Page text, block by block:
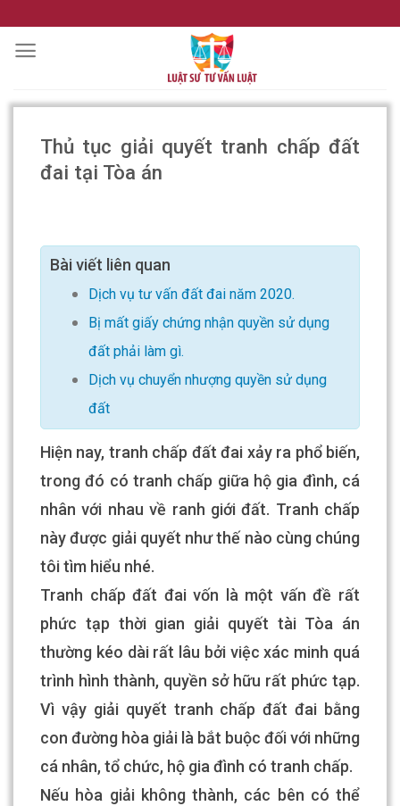
to
content
Thủ tục giải quyết tranh chấp đất
đai tại Tòa án
Bài viết liên quan
Dịch vụ tư vấn đất đai năm 2020.
Bị mất giấy chứng nhận quyền sử dụng
đất phải làm gì.
Dịch vụ chuyển nhượng quyền sử dụng
đất
Hiện nay, tranh chấp đất đai xảy ra phổ biến,
trong đó có tranh chấp giữa hộ gia đình, cá
nhân với nhau về ranh giới đất. Tranh chấp
này được giải quyết như thế nào cùng chúng
tôi tìm hiểu nhé.
Tranh chấp đất đai vốn là một vấn đề rất
phức tạp thời gian giải quyết tài Tòa án
thường kéo dài rất lâu bởi việc xác minh quá
trình hình thành, quyền sở hữu rất phức tạp.
Vì vậy giải quyết tranh chấp đất đai bằng
con đường hòa giải là bắt buộc đối với những
cá nhân, tổ chức, hộ gia đình có tranh chấp.
Nếu hòa giải không thành, các bên có thể